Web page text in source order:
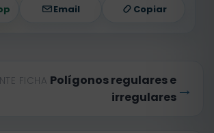
Email Copiar
FICHA Polígonos regulares e
irregulares →